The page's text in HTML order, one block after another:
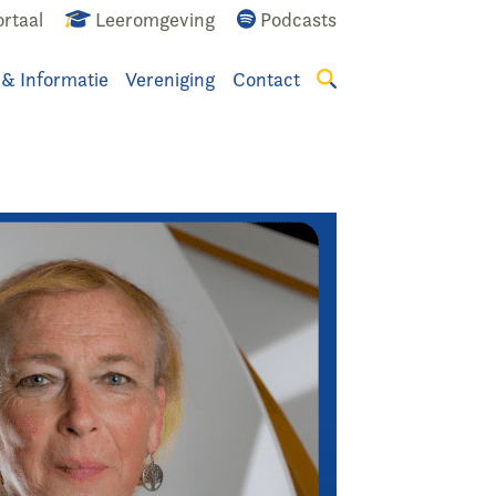
Leeromgeving Podcasts
Informatie Vereniging Contact